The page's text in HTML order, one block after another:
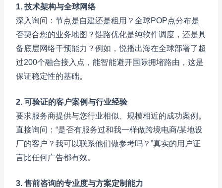
1. 技术架构与全球网络
深入询问：节点是自建还是租用？全球POP点分布是
否契合您的业务地图？链路优化是纯软件调度，还是具
备底层网络干预能力？例如，悦播出海在全球部署了超
过200个融合接入点，能智能避开国际拥堵路由，这是
保证稳定性的基础。
2. 可验证的客户案例与行业经验
要求服务商提供与您行业相似、规模相近的成功案例。
直接询问：“是否有服务过和我一样做跨境电商/某地设
厂的客户？我可以联系他们做参考吗？”真实的用户证
言比任何广告都有效。
3. 售前咨询的专业度与方案定制能力